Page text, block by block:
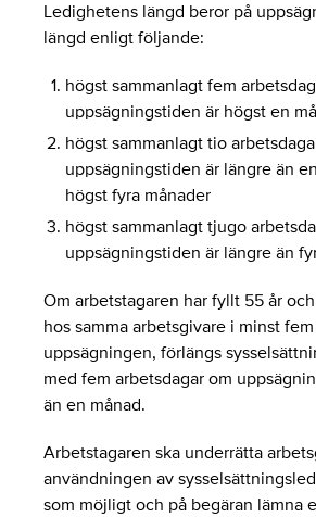
Ledighetens längd beror på
längd enligt följande:
högst sammanlagt fem
uppsägningstiden är högst en
högst sammanlagt tio
uppsägningstiden är längre än
högst fyra månader
högst sammanlagt tjugo
uppsägningstiden är längre än
Om arbetstagaren har fyllt 55 år
hos samma arbetsgivare i minst
uppsägningen, förlängs
med fem arbetsdagar om
än en månad.
Arbetstagaren ska underrätta
användningen av
som möjligt och på begäran lämna